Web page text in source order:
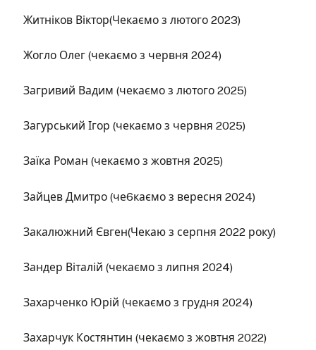
Житніков Віктор(Чекаємо з лютого 2023)
Жогло Олег (чекаємо з червня 2024)
Загривий Вадим (чекаємо з лютого 2025)
Загурський Ігор (чекаємо з червня 2025)
Заїка Роман (чекаємо з жовтня 2025)
Зайцев Дмитро (че6каємо з вересня 2024)
Закалюжний Євген(Чекаю з серпня 2022 року)
Зандер Віталій (чекаємо з липня 2024)
Захарченко Юрій (чекаємо з грудня 2024)
Захарчук Костянтин (чекаємо з жовтня 2022)